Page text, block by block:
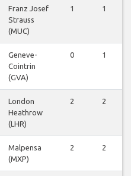
Franz Josef
Strauss
(MUC)
1 1
Geneve-
Cointrin
(GVA)
0 1
London
Heathrow
(LHR)
2 2
Malpensa
(MXP)
2 2